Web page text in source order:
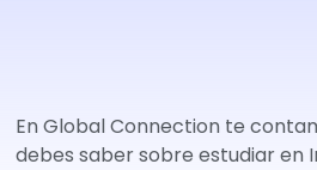
En Global Connection te
debes saber sobre estudiar en